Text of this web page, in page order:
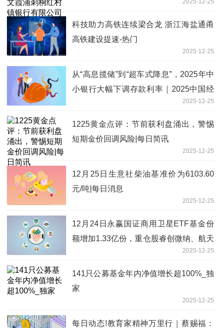
科技助力高铁连续梁合龙 浙江海盐通甬
高铁建设提速-热门
2025-12-25
从“高息揽储”到“超车式降息”，2025年中
小银行大幅下调存款利率｜2025中国经
2025-12-25
1225黄金点评：节前获利盘涌出，警惕
短期金价回调风险|每日简讯
2025-12-25
12月25日生意社柴油基准价为6103.60
元/吨|每日消息
2025-12-25
12月24日永赢国证商用卫星ETF基金份
额增加1.33亿份，重仓股睿创微纳、航天
2025-12-25
141只公募基金年内净值增长超100%_独
家
2025-12-25
每日动态!教育家精神万里行｜蔡赐福：